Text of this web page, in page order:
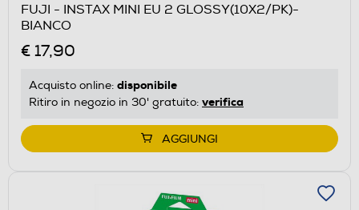
FUJI - INSTAX MINI EU 2 GLOSSY(10X2/PK)-
BIANCO
€ 17,90
Acquisto online: disponibile
Ritiro in negozio in 30' gratuito: verifica
AGGIUNGI